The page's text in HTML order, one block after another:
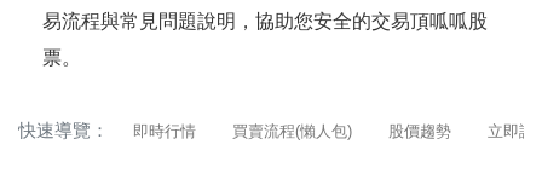
易流程與常見問題說明，協助您安全的交易頂呱呱股
票。
快速導覽： 即時行情 買賣流程(懶人包) 股價趨勢 立即詢